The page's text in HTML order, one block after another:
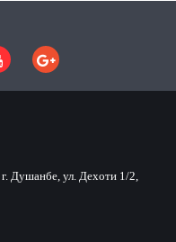
Душанбе, ул. Дехоти 1/2,